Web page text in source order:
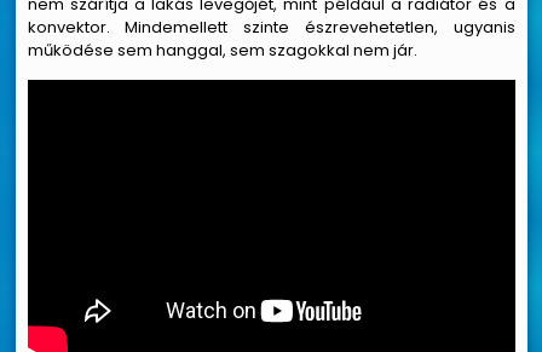
konvektor. Mindemellett szinte észrevehetetlen, ugyanis
működése sem hanggal, sem szagokkal nem jár.